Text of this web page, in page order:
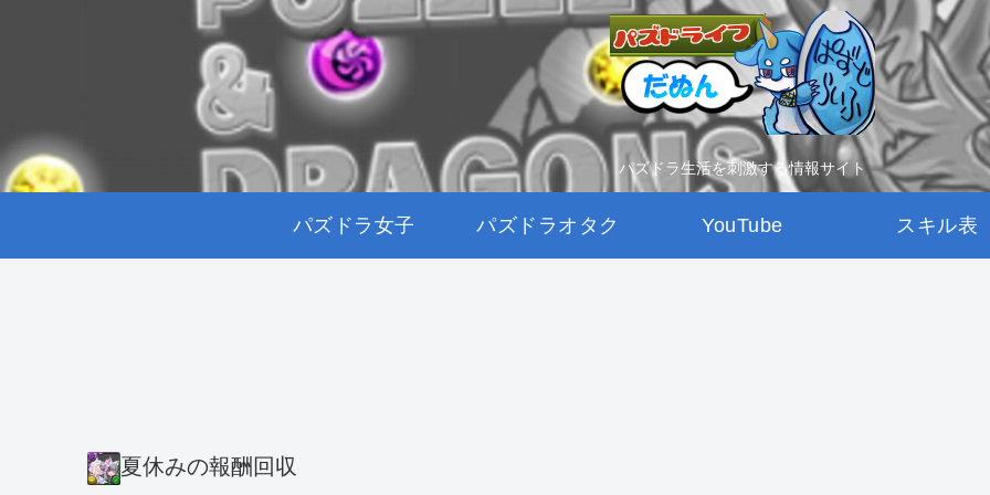
パズドラ生活を刺激する情報サイト
パズドラ女子 パズドラオタク YouTube スキル表
夏休みの報酬回収